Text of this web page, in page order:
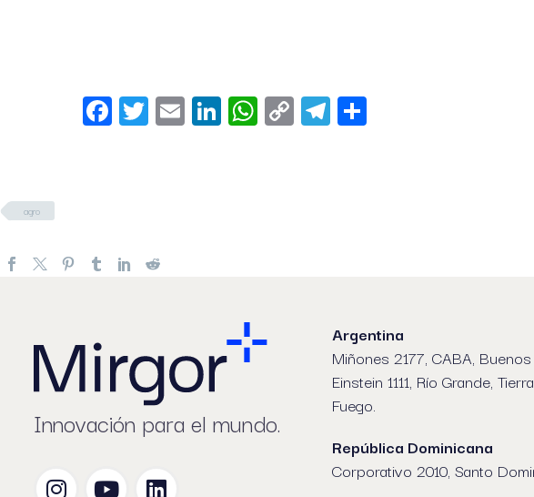
Facebook
Twitter
EmailLinkedIn
WhatsApp
CopyTelegram
agro
Innovación para el mundo.
Argentina
Miñones 2177, CABA,
Einstein 1111, Río Grande,
Fuego.
República Dominicana
Corporativo 2010, Santo